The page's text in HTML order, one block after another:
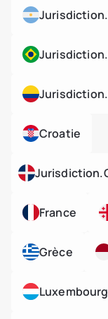
Croatie
France
Grèce
Luxembourg